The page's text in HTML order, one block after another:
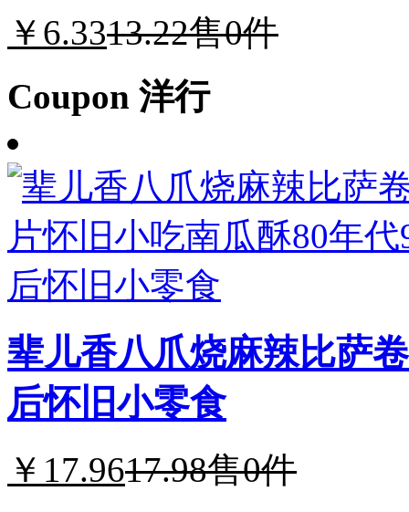
￥6.3313.22售0件
Coupon 洋行
辈儿香八爪烧麻辣比萨
后怀旧小零食
￥17.9617.98售0件